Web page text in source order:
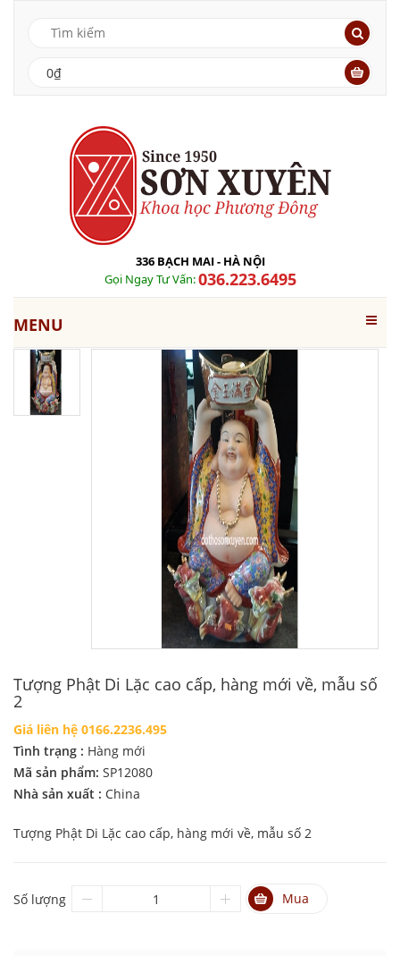
0₫
336 BẠCH MAI - HÀ NỘI
Gọi Ngay Tư Vấn:036.223.6495
MENU
Tượng Phật Di Lặc cao cấp, hàng mới về, mẫu số
2
Giá liên hệ 0166.2236.495
Tình trạng : Hàng mới
Mã sản phẩm: SP12080
Nhà sản xuất : China
Tượng Phật Di Lặc cao cấp, hàng mới về, mẫu số 2
Số lượng Mua